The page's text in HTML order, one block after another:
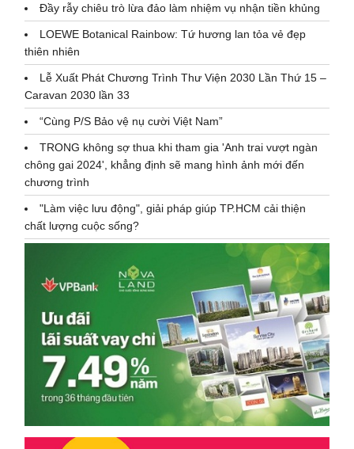
Đầy rẫy chiêu trò lừa đảo làm nhiệm vụ nhận tiền khủng
LOEWE Botanical Rainbow: Tứ hương lan tỏa vẻ đẹp
thiên nhiên
Lễ Xuất Phát Chương Trình Thư Viện 2030 Lần Thứ 15 –
Caravan 2030 lần 33
“Cùng P/S Bảo vệ nụ cười Việt Nam”
TRONG không sợ thua khi tham gia 'Anh trai vượt ngàn
chông gai 2024', khẳng định sẽ mang hình ảnh mới đến
chương trình
"Làm việc lưu động", giải pháp giúp TP.HCM cải thiện
chất lượng cuộc sống?